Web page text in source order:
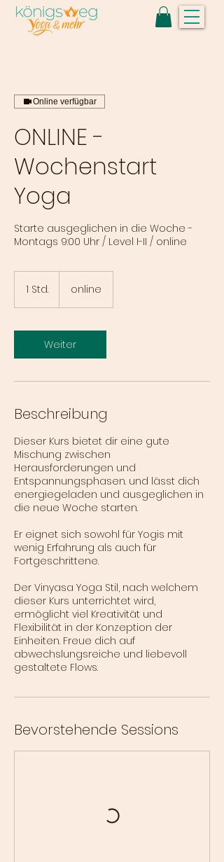
Online verfügbar
ONLINE -
Wochenstart
Yoga
Starte ausgeglichen in die Woche -
Montags 9:00 Uhr / Level I-II / online
1 Std.
d
online
Weiter
Beschreibung
Dieser Kurs bietet dir eine gute
Mischung zwischen
Herausforderungen und
Entspannungsphasen. und lässt dich
energiegeladen und ausgeglichen in
die neue Woche starten.
Er eignet sich sowohl für Yogis mit
wenig Erfahrung als auch für
Fortgeschrittene.
Der Vinyasa Yoga Stil, nach welchem
dieser Kurs unterrichtet wird,
ermöglicht viel Kreativität und
Flexibilität in der Konzeption der
Einheiten. Freue dich auf
abwechslungsreiche und liebevoll
gestaltete Flows.
Bevorstehende Sessions